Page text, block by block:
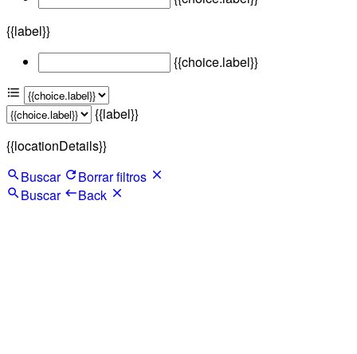
{{label}}
{{choice.label}}
{{label}}
{{locationDetails}}
Buscar
Borrar filtros
Buscar
Back